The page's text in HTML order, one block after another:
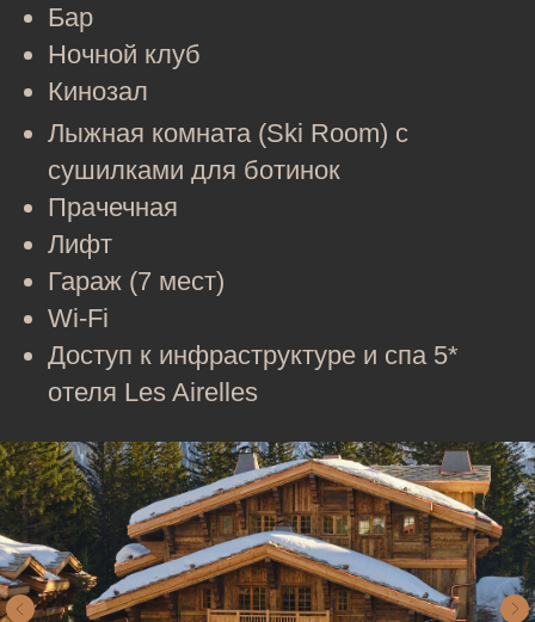
Бар
Ночной клуб
Кинозал
Лыжная комната (Ski Room) с
сушилками для ботинок
Прачечная
Лифт
Гараж (7 мест)
Wi‑Fi
Доступ к инфраструктуре и спа 5*
отеля Les Airelles